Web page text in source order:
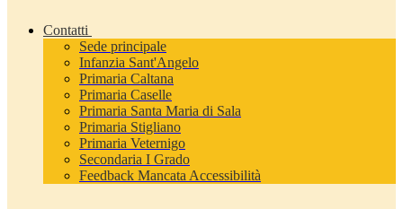
Contatti
Sede principale
Infanzia Sant'Angelo
Primaria Caltana
Primaria Caselle
Primaria Santa Maria di Sala
Primaria Stigliano
Primaria Veternigo
Secondaria I Grado
Feedback Mancata Accessibilità